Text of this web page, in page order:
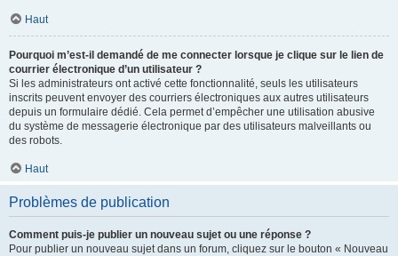
Haut
Pourquoi m’est-il demandé de me connecter lorsque je clique sur le lien de
courrier électronique d’un utilisateur ?
Si les administrateurs ont activé cette fonctionnalité, seuls les utilisateurs
inscrits peuvent envoyer des courriers électroniques aux autres utilisateurs
depuis un formulaire dédié. Cela permet d’empêcher une utilisation abusive
du système de messagerie électronique par des utilisateurs malveillants ou
des robots.
Haut
Problèmes de publication
Comment puis-je publier un nouveau sujet ou une réponse ?
Pour publier un nouveau sujet dans un forum, cliquez sur le bouton « Nouveau